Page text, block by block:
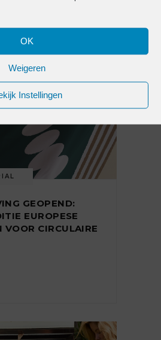
OK
Weigeren
Instellingen
GEOPEND:
EUROPESE
VOOR CIRCULAIRE